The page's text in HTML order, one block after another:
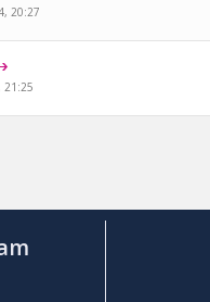
20:27
21:25